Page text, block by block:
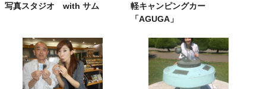
写真スタジオ with サム
軽キャンピングカー
「AGUGA」